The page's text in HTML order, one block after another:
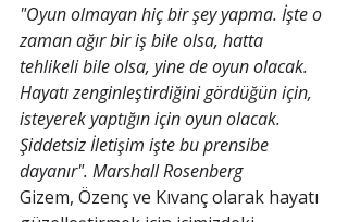
"Oyun olmayan hiç bir şey yapma. İşte o
zaman ağır bir iş bile olsa, hatta
tehlikeli bile olsa, yine de oyun olacak.
Hayatı zenginleştirdiğini gördüğün için,
isteyerek yaptığın için oyun olacak.
Şiddetsiz İletişim işte bu prensibe
dayanır". Marshall Rosenberg
Gizem, Özenç ve Kıvanç olarak hayatı